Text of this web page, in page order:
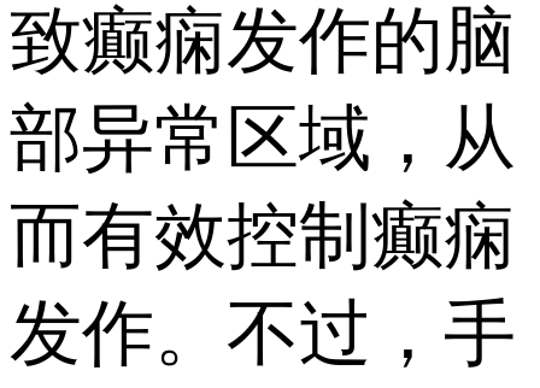
致癫痫发作的脑
部异常区域，从
而有效控制癫痫
发作。不过，手